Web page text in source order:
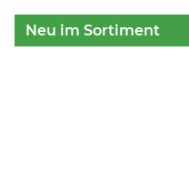
Neu im Sortiment